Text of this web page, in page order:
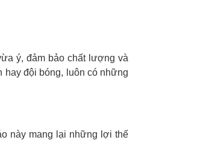
ý, đảm bảo chất lượng và
đội bóng, luôn có những
này mang lại những lợi thế